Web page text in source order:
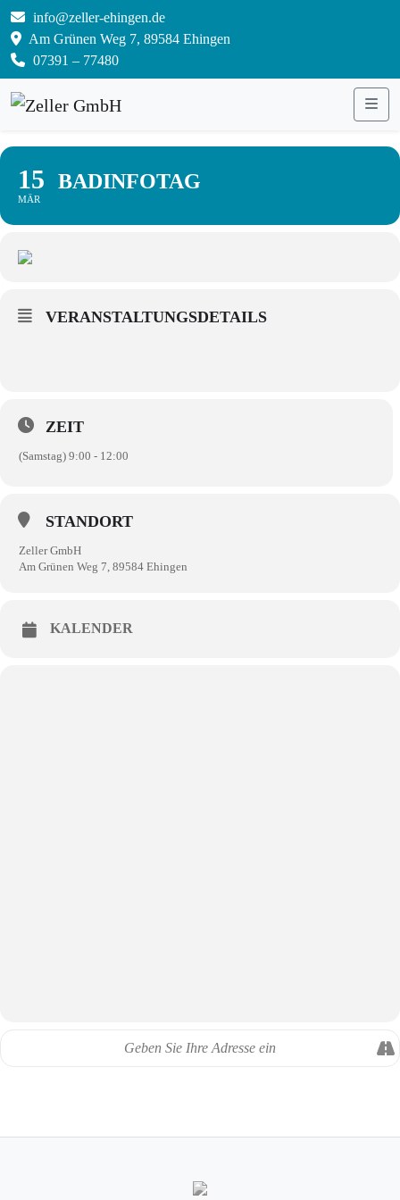
info@zeller-ehingen.de
Am Grünen Weg 7, 89584 Ehingen
07391 – 77480
15
MÄR
BADINFOTAG
VERANSTALTUNGSDETAILS
ZEIT
(Samstag) 9:00 - 12:00
STANDORT
Zeller GmbH
Am Grünen Weg 7, 89584 Ehingen
KALENDER